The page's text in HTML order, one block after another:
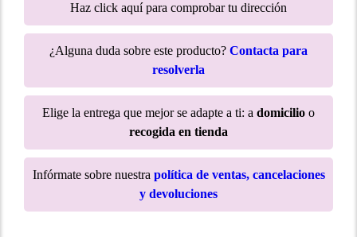
Haz click aquí para comprobar tu dirección
¿Alguna duda sobre este producto? Contacta para
resolverla
Elige la entrega que mejor se adapte a ti: a domicilio o
recogida en tienda
Infórmate sobre nuestra política de ventas, cancelaciones
y devoluciones